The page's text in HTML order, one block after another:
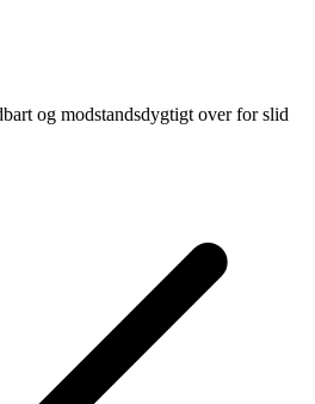
og modstandsdygtigt over for slid